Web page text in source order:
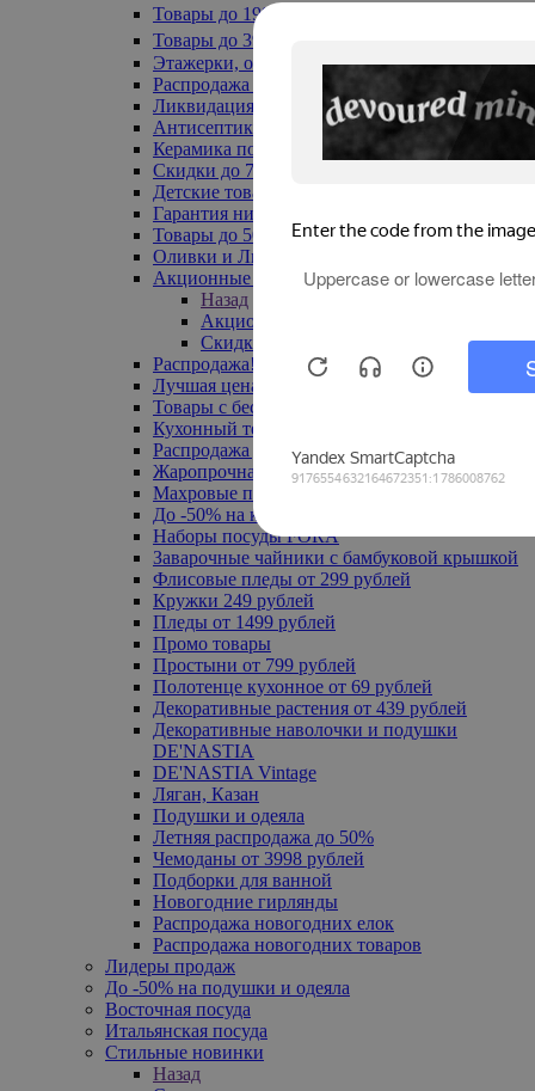
Товары до 199₽
Товары до 399₽
Этажерки, обувницы
Распродажа текстиля до -50%
Ликвидация до -70%
Антисептики
Керамика по 129 руб
Скидки до 70%
Детские товары
Гарантия низкой цены
Товары до 500 руб
Оливки и Лимоны
Акционные товары
Назад
Акционные товары
Скидка 20% по промокоду
Распродажа! Ульяновск до -70%
Лучшая цена
Товары с бесплатной доставкой
Кухонный текстиль
Распродажа до -50%
Жаропрочная посуда
Махровые полотенца
До -50% на ковры
Наборы посуды FORA
Заварочные чайники с бамбуковой крышкой
Флисовые пледы от 299 рублей
Кружки 249 рублей
Пледы от 1499 рублей
Промо товары
Простыни от 799 рублей
Полотенце кухонное от 69 рублей
Декоративные растения от 439 рублей
Декоративные наволочки и подушки
DE'NASTIA
DE'NASTIA Vintage
Ляган, Казан
Подушки и одеяла
Летняя распродажа до 50%
Чемоданы от 3998 рублей
Подборки для ванной
Новогодние гирлянды
Распродажа новогодних елок
Распродажа новогодних товаров
Лидеры продаж
До -50% на подушки и одеяла
Восточная посуда
Итальянская посуда
Стильные новинки
Назад